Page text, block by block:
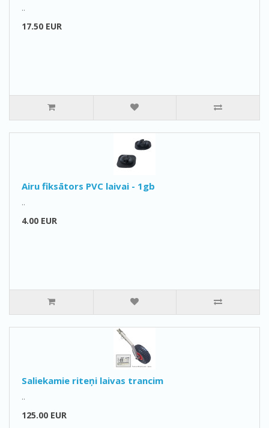
..
17.50 EUR
Airu fiksātors PVC laivai - 1gb
..
4.00 EUR
Saliekamie riteņi laivas trancim
..
125.00 EUR